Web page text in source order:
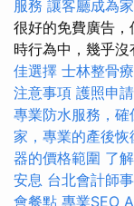
服務 讓客廳成為
很好的免費廣告
時行為中，幾乎沒
佳選擇 士林整骨
注意事項 護照申
專業防水服務，
家，專業的產後恢
器的價格範圍 了
安息 台北會計師
會餐點 專業SEO